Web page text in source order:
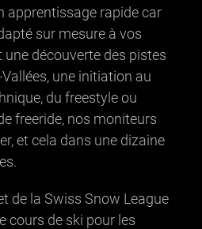
apprentissage rapide car
sur mesure à vos
une découverte des pistes
une initiation au
du freestyle ou
freeride, nos moniteurs
et cela dans une dizaine
de la Swiss Snow League
cours de ski pour les